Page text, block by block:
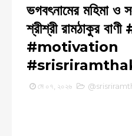
ভগবৎনামের মহিমা ও
শ্রীশ্রী রামঠাকুর
#motivation
মে ০৭, ২০২৬